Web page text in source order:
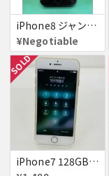
iPhone8 ジャンク品
¥Negotiable
SOLD
iPhone7 128GB 赤ロム SoftBank ジャンク ゴールド A1779 パスコード不明 送料無料